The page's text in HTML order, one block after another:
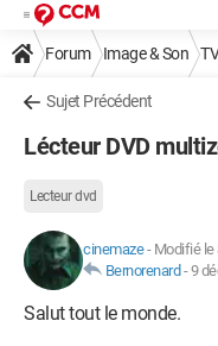
Forum Image & Son
Sujet Précédent
Lécteur DVD
Lecteur dvd
cinemaze- Modifié le
Bernorenard -9
Salut tout le monde.